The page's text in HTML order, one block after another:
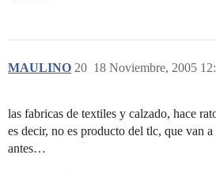
MAULINO 18 Noviembre, 2005
20
las fabricas de textiles y calzado, hace
es decir, no es producto del tlc, que van
antes…